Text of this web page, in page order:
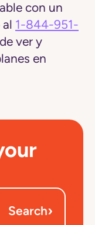
con un
1-844-951-
ver y
en
Search›